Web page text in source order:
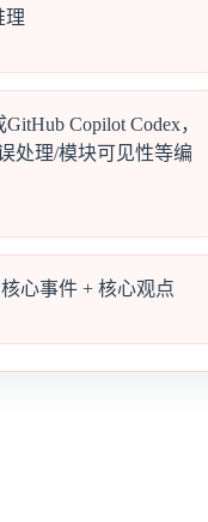
理
Copilot Codex，
处理/模块可见性等编
心事件 + 核心观点